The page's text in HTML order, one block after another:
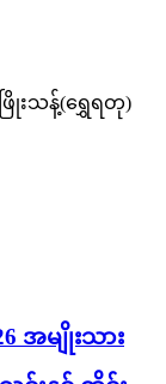
အမျိုးသား
းနှင့် ထိုင်း